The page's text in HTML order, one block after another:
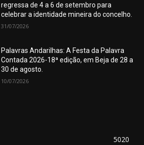
regressa de 4 a 6 de setembro para
celebrar a identidade mineira do concelho.
31/07/2026
Palavras Andarilhas: A Festa da Palavra
Contada 2026-18ª edição, em Beja de 28 a
30 de agosto.
10/07/2026
5020